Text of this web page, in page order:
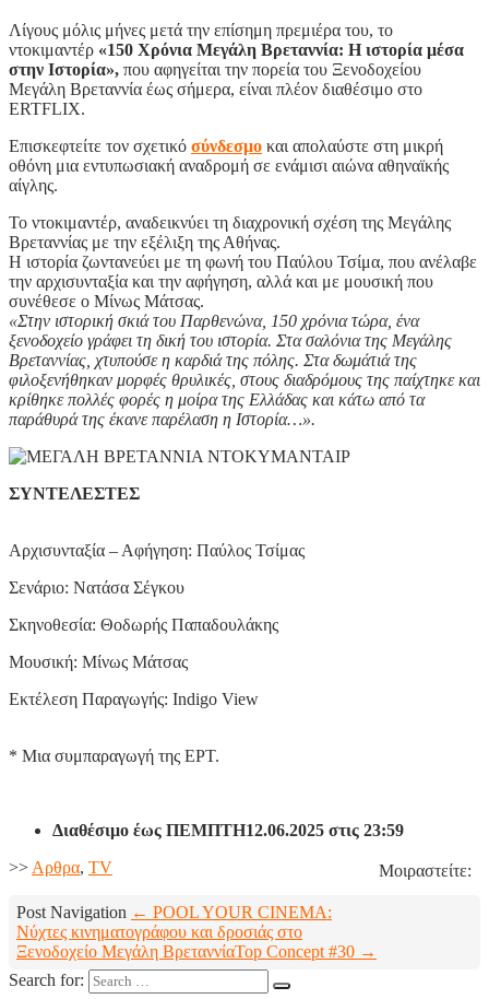
Λίγους μόλις μήνες μετά την επίσημη πρεμιέρα του, το
ντοκιμαντέρ «150 Χρόνια Μεγάλη Βρεταννία: Η ιστορία μέσα
στην Ιστορία», που αφηγείται την πορεία του Ξενοδοχείου
Μεγάλη Βρεταννία έως σήμερα, είναι πλέον διαθέσιμο στο
ERTFLIX.
Επισκεφτείτε τον σχετικό σύνδεσμο και απολαύστε στη μικρή
οθόνη μια εντυπωσιακή αναδρομή σε ενάμισι αιώνα αθηναϊκής
αίγλης.
Το ντοκιμαντέρ, αναδεικνύει τη διαχρονική σχέση της Μεγάλης
Βρεταννίας με την εξέλιξη της Αθήνας.
Η ιστορία ζωντανεύει με τη φωνή του Παύλου Τσίμα, που ανέλαβε
την αρχισυνταξία και την αφήγηση, αλλά και με μουσική που
συνέθεσε ο Μίνως Μάτσας.
«Στην ιστορική σκιά του Παρθενώνα, 150 χρόνια τώρα, ένα
ξενοδοχείο γράφει τη δική του ιστορία. Στα σαλόνια της Μεγάλης
Βρεταννίας, χτυπούσε η καρδιά της πόλης. Στα δωμάτιά της
φιλοξενήθηκαν μορφές θρυλικές, στους διαδρόμους της παίχτηκε και
κρίθηκε πολλές φορές η μοίρα της Ελλάδας και κάτω από τα
παράθυρά της έκανε παρέλαση η Ιστορία…».
ΣΥΝΤΕΛΕΣΤΕΣ
Αρχισυνταξία – Αφήγηση: Παύλος Τσίμας
Σενάριο: Νατάσα Σέγκου
Σκηνοθεσία: Θοδωρής Παπαδουλάκης
Μουσική: Μίνως Μάτσας
Εκτέλεση Παραγωγής: Indigo View
* Μια συμπαραγωγή της ΕΡΤ.
Διαθέσιμο έως ΠΕΜΠΤΗ12.06.2025 στις 23:59
Μοιραστείτε:
>> Aρθρα, TV
Post Navigation ← POOL YOUR CINEMA:
Νύχτες κινηματογράφου και δροσιάς στο
Ξενοδοχείο Μεγάλη ΒρεταννίαTop Concept #30 →
Search for: